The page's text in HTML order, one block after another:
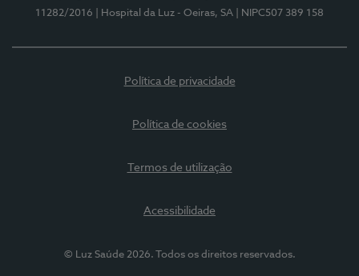
11282/2016
| Hospital da Luz - Oeiras, SA | NIPC507 389 158
Política de privacidade
Política de cookies
Termos de utilização
Acessibilidade
© Luz Saúde 2026. Todos os direitos reservados.